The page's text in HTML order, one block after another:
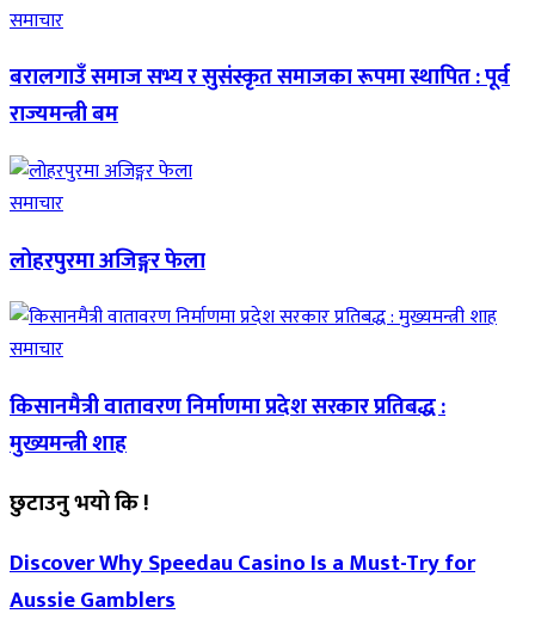
समाचार
बरालगाउँ समाज सभ्य र सुसंस्कृत समाजका रूपमा स्थापित : पूर्व
राज्यमन्त्री बम
समाचार
लोहरपुरमा अजिङ्गर फेला
समाचार
किसानमैत्री वातावरण निर्माणमा प्रदेश सरकार प्रतिबद्ध :
मुख्यमन्त्री शाह
छुटाउनु भयो कि !
Discover Why Speedau Casino Is a Must-Try for
Aussie Gamblers